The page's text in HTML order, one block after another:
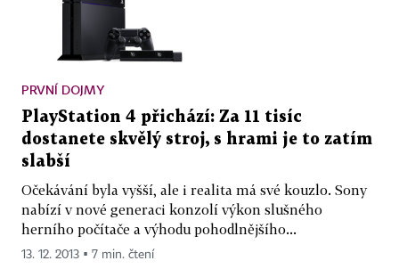
PRVNÍ DOJMY
PlayStation 4 přichází: Za 11 tisíc
dostanete skvělý stroj, s hrami je to zatím
slabší
Očekávání byla vyšší, ale i realita má své kouzlo. Sony
nabízí v nové generaci konzolí výkon slušného
herního počítače a výhodu pohodlnějšího...
13. 12. 2013 ▪ 7 min. čtení